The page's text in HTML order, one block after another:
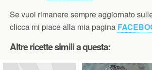
Se vuoi rimanere sempre aggiornato
clicca mi piace alla mia pagina
Altre ricette simili a questa: